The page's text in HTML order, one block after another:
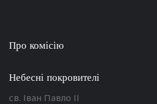
Про комісію
Небесні покровителі
св. Іван Павло ІІ